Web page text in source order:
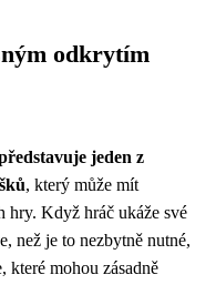
odkrytím
jeden z
, který může mít
hry. Když hráč ukáže své
než je to nezbytně nutné,
které mohou zásadně